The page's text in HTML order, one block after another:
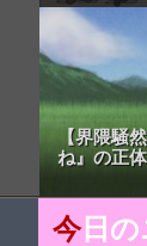
【界隈騒
ね』の正
今日の